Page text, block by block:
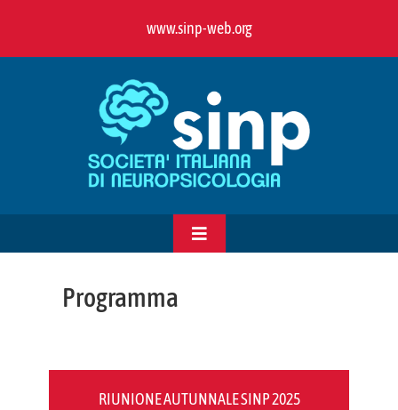
www.sinp-web.org
Toggle
EVENTI & NEWS
Programma
RIUNIONE AUTUNNALE SINP 2025